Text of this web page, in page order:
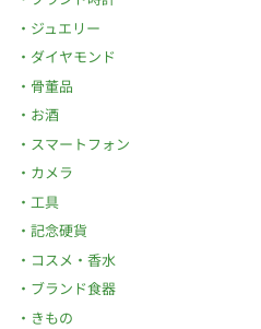
ジュエリー
ダイヤモンド
骨董品
お酒
スマートフォン
カメラ
工具
記念硬貨
コスメ・香水
ブランド食器
きもの